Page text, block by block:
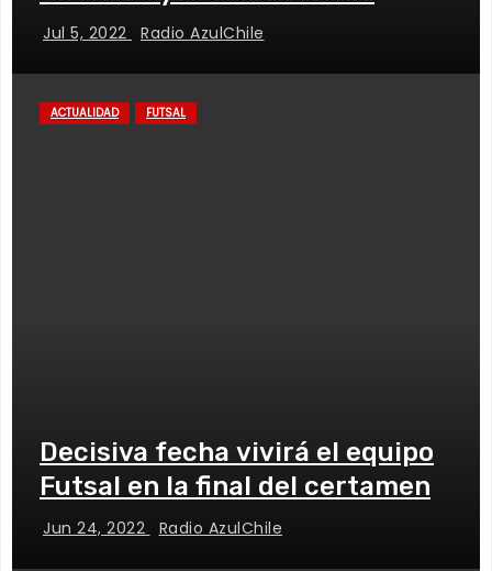
Jul 5, 2022 Radio AzulChile
ACTUALIDAD FUTSAL
Decisiva fecha vivirá el equipo
Futsal en la final del certamen
Jun 24, 2022 Radio AzulChile